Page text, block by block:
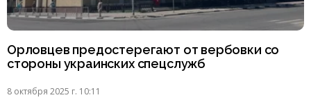
Орловцев предостерегают от вербовки со
стороны украинских спецслужб
8 октября 2025 г. 10:11